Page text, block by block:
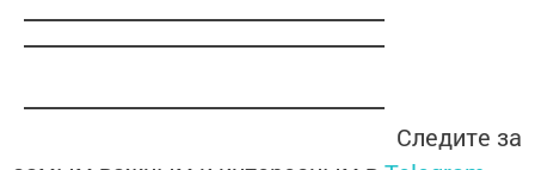
Следите за